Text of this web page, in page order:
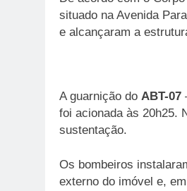
situado na Avenida
e alcançaram a
A guarnição do ABT-07
foi acionada às 20h25.
sustentação.
Os bombeiros
externo do imóvel e,